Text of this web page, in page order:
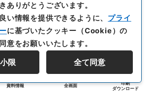
資料情報 全画面
印刷
ダウンロード
ありがとうございます。
い情報を提供できるように、 プライ
に基づいたクッキー（Cookie）の
意をお願いいたします。
限 全て同意